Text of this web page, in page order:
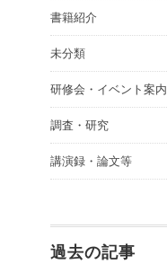
書籍紹介
未分類
研修会・イベント案内
調査・研究
講演録・論文等
過去の記事